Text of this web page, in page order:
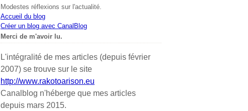
Modestes réflexions sur l'actualité.
Accueil du blog
Créer un blog avec CanalBlog
Merci de m'avoir lu.
L'intégralité de mes articles (depuis février
2007) se trouve sur le site
http://www.rakotoarison.eu
Canalblog n'héberge que mes articles
depuis mars 2015.